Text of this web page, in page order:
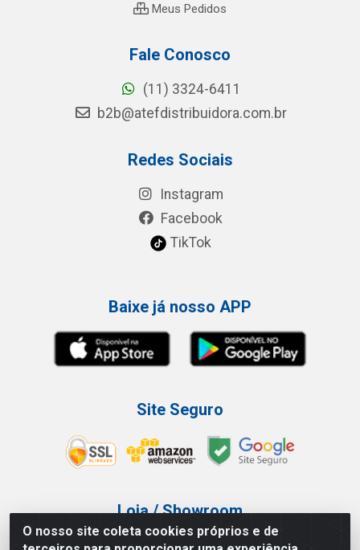
O nosso site coleta cookies próprios e de
Meus Pedidos
Fale Conosco
(11) 3324-6411
b2b@atefdistribuidora.com.br
Redes Sociais
Instagram
Facebook
TikTok
Baixe já nosso APP
Site Seguro
Loja / Showroom
Tel.: (11) 3227-0546